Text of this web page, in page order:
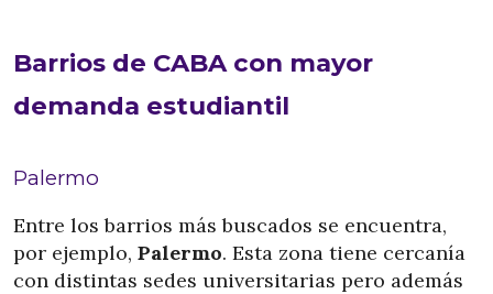
Barrios de CABA con mayor
demanda estudiantil
Palermo
Entre los barrios más buscados se encuentra,
por ejemplo, Palermo. Esta zona tiene cercanía
con distintas sedes universitarias pero además